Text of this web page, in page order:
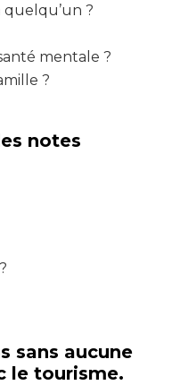
?
mentale ?
?
notes
sans aucune
le tourisme.